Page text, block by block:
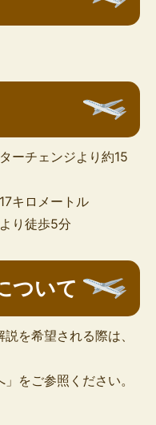
ーチェンジより約15
キロメートル
り徒歩5分
ついて
を希望される際は、
をご参照ください。